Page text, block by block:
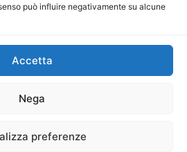
può influire negativamente su alcune
Accetta
Nega
preferenze
Maria Calabrese
06334930820
Società Cooperativa a r.l. è
Operatori di Comunicazione al
srl–info@ladigitale.it